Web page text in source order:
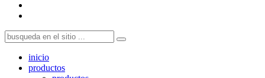
inicio
productos